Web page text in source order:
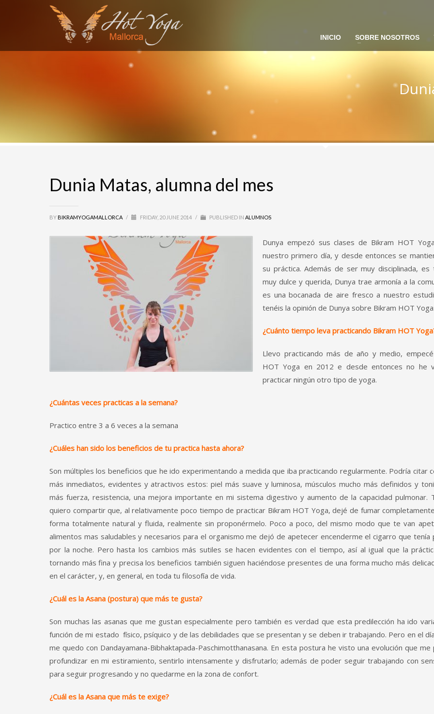
SEARCH
Alumno del mes: Antonio Vázquez
INICIO SOBRE NOSOTROS
Dunia Matas, alumna del mes
BY BIKRAMYOGAMALLORCA / FRIDAY, 20 JUNE 2014 / PUBLISHED IN ALUMNOS
Dunya empezó sus clases de Bikram HOT
nuestro primero dí­a, y desde entonces se
su práctica. Además de ser muy disciplinada, es
muy dulce y querida, Dunya trae armonía a la
es una bocanada de aire fresco a nuestro
tenéis la opinión de Dunya sobre Bikram HOT
¿Cuánto tiempo leva practicando Bikram HOT
Llevo practicando más de año y medio,
HOT Yoga en 2012 e desde entonces no he
practicar ningún otro tipo de yoga.
¿Cuántas veces practicas a la semana?
Practico entre 3 a 6 veces a la semana
¿Cuáles han sido los beneficios de tu practica hasta ahora?
Son múltiples los beneficios que he ido experimentando a medida que iba practicando regularmente. Podría citar
más inmediatos, evidentes y atractivos estos: piel más suave y luminosa, músculos mucho más definidos y
más fuerza, resistencia, una mejora importante en mi sistema digestivo y aumento de la capacidad pulmonar.
quiero compartir que, al relativamente poco tiempo de practicar Bikram HOT Yoga, dejé de fumar
forma totalmente natural y fluida, realmente sin proponérmelo. Poco a poco, del mismo modo que te van
alimentos mas saludables y necesarios para el organismo me dejó de apetecer encenderme el cigarro que tenía
por la noche. Pero hasta los cambios más sutiles se hacen evidentes con el tiempo, así­ al igual que la
tornando más fina y precisa los beneficios también siguen haciéndose presentes de una forma mucho más
en el carácter, y, en general, en toda tu filosofía de vida.
¿Cuál es la Asana (postura) que más te gusta?
Son muchas las asanas que me gustan especialmente pero también­ es verdad que esta predilección ha ido
función de mi estado ­ físico, psí­quico y de las debilidades que se presentan y se deben ir trabajando. Pero en el
me quedo con Dandayamana-Bibhaktapada-Paschimotthanasana. En esta postura he visto una evolución que
profundizar en mi estiramiento, sentirlo intensamente y disfrutarlo; además de poder seguir trabajando con
para seguir progresando y no quedarme en la zona de confort.
¿Cuál es la Asana que más te exige?